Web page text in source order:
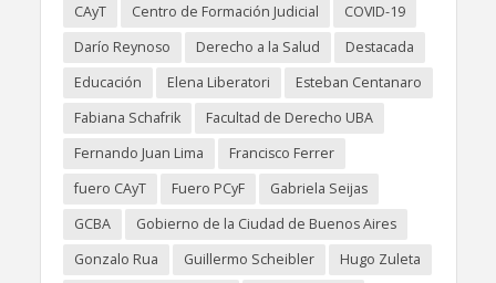
CAyT
Centro de Formación Judicial
COVID-19
Darío Reynoso
Derecho a la Salud
Destacada
Educación
Elena Liberatori
Esteban Centanaro
Fabiana Schafrik
Facultad de Derecho UBA
Fernando Juan Lima
Francisco Ferrer
fuero CAyT
Fuero PCyF
Gabriela Seijas
GCBA
Gobierno de la Ciudad de Buenos Aires
Gonzalo Rua
Guillermo Scheibler
Hugo Zuleta